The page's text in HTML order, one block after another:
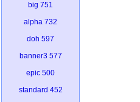
big 751
alpha 732
doh 597
banner3 577
epic 500
standard 452